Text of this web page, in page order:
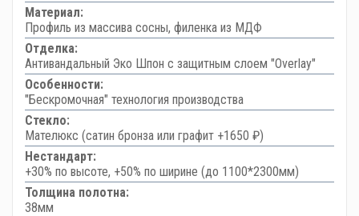
Материал:
Профиль из массива сосны, филенка из МДФ
Отделка:
Антивандальный Эко Шпон с защитным слоем "Overlay"
Особенности:
"Бескромочная" технология производства
Стекло:
Мателюкс (сатин бронза или графит +1650 ₽)
Нестандарт:
+30% по высоте, +50% по ширине (до 1100*2300мм)
Толщина полотна:
38мм